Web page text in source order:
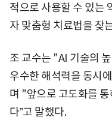
적으로 사용할 수 있는
자 맞춤형 치료법을 찾
조 교수는 "AI 기술의
우수한 해석력을 동시
며 "앞으로 고도화를
다ˮ고 말했다.